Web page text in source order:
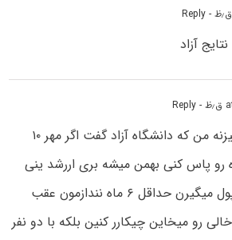
- Reply
آزاد
- Reply
چرا هر کی یه حرررف میزنه من که دانشگاه آزاد گفت اگر مهر ۱۰
پاس کنی بهمن میشه بری اررشد ینی
چیی بابا آزادده اینقدر پول میگیرن حداقل ۶ ماه نندازمون عقب
خالی رو میخاین چیکارر کنین بلکه با دو نفر